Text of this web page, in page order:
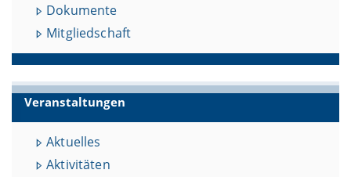
Dokumente
Mitgliedschaft
Veranstaltungen
Aktuelles
Aktivitäten